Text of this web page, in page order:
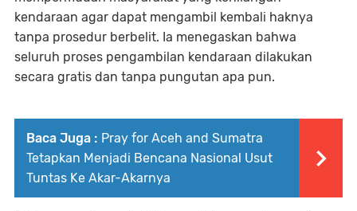
kendaraan agar dapat mengambil kembali haknya
tanpa prosedur berbelit. Ia menegaskan bahwa
seluruh proses pengambilan kendaraan dilakukan
secara gratis dan tanpa pungutan apa pun.
Baca Juga : Pray for Aceh and Sumatra
Tetapkan Menjadi Bencana Nasional Usut
Tuntas Ke Akar-Akarnya